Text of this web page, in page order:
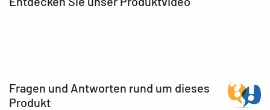
Fragen und Antworten rund um dieses
Produkt